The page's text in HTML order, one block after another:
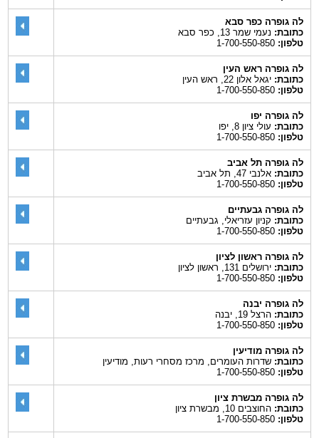
לה גופרה כפר סבא
כתובת:נעמי שמר 13, כפר סבא
טלפון:1-700-550-850
לה גופרה ראש העין
כתובת:יגאל אלון 22, ראש העין
טלפון:1-700-550-850
לה גופרה יפו
כתובת:עולי ציון 8, יפו
טלפון:1-700-550-850
לה גופרה תל אביב
כתובת:אלנבי 47, תל אביב
טלפון:1-700-550-850
לה גופרה גבעתיים
כתובת:קניון עזריאלי, גבעתיים
טלפון:1-700-550-850
לה גופרה ראשון לציון
כתובת:ירושלים 131, ראשון לציון
טלפון:1-700-550-850
לה גופרה יבנה
כתובת:הרצל 19, יבנה
טלפון:1-700-550-850
לה גופרה מודיעין
כתובת:שדרות העומרים, מרכז מסחרי רעות, מודיעין
טלפון:1-700-550-850
לה גופרה מבשרת ציון
כתובת:החוצבים 10, מבשרת ציון
טלפון:1-700-550-850